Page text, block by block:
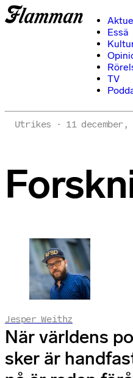
Essä
TV
Utrikes 11 december,
Jesper Weithz
När världens
sker är